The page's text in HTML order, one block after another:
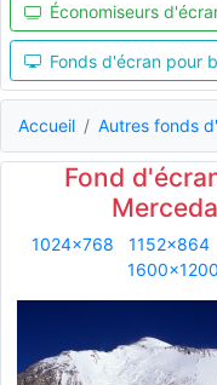
Économiseurs
Fonds d'écran pour
Accueil Autres fonds
Fond
1024x768 1152x864
1600x1200